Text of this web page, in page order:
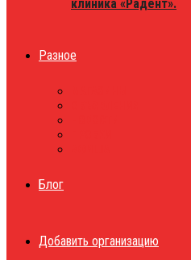
клиника «Радент».
Разное
Блог
Добавить организацию